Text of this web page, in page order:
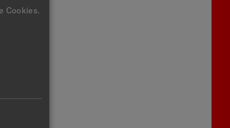
Cookies.